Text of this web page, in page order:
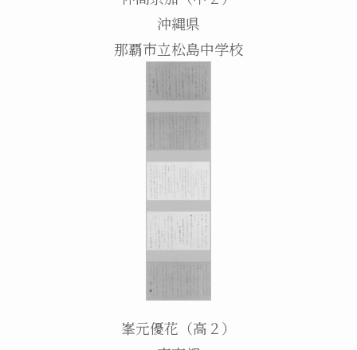
沖縄県
那覇市立松島中学校
峯元優花（高２）